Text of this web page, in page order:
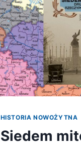
HISTORIA NOWOŻYTNA
Siedem